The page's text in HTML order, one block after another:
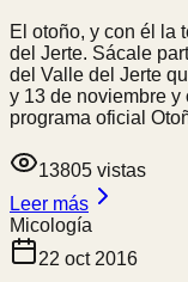
El otoño, y con él la
del Jerte. Sácale
del Valle del Jerte
y 13 de noviembre y
programa oficial
13805 vistas
Leer más
Micología
22 oct 2016